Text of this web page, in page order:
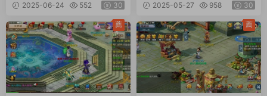
密工具+GM工具+攻略+視
頻架設教程
2025-06-24 552 30
GM後台+全套源碼+視頻架
設教程
2025-05-27 958 30
薦 薦